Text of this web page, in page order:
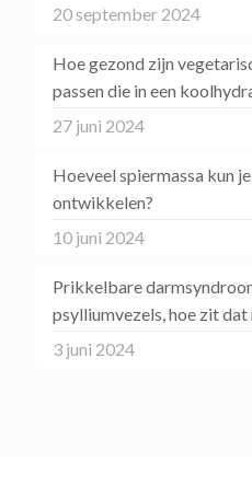
20 september 2024
Hoe gezond zijn
passen die in een
27 juni 2024
Hoeveel spiermassa kun
ontwikkelen?
10 juni 2024
Prikkelbare
psylliumvezels, hoe zit dat
3 juni 2024